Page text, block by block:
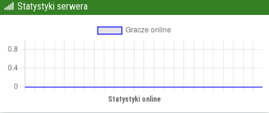
Statystyki serwera